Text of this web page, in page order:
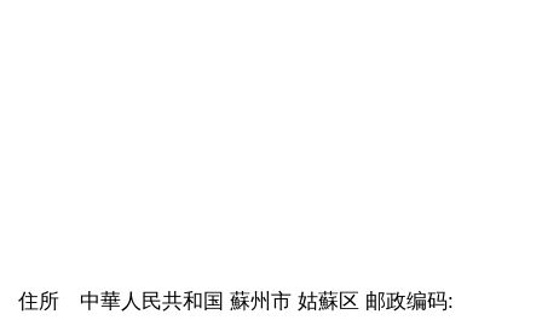
住所 中華人民共和国 蘇州市 姑蘇区 邮政编码: